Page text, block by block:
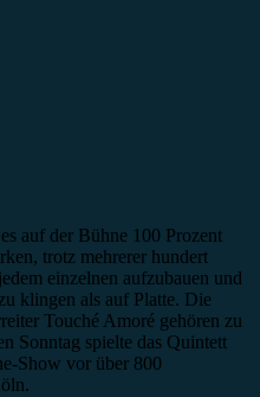
auf der Bühne 100 Prozent
trotz mehrerer hundert
einzelnen aufzubauen und
klingen als auf Platte. Die
Touché Amoré gehören zu
Sonntag spielte das Quintett
Show vor über 800